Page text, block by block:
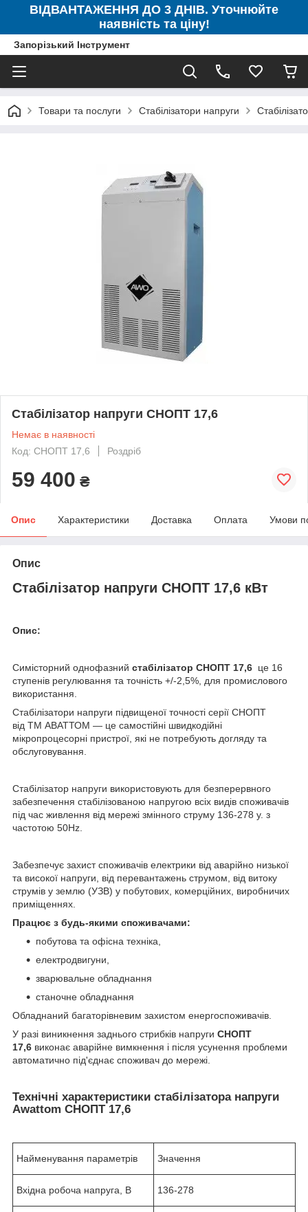
ВІДВАНТАЖЕННЯ ДО 3 ДНІВ. Уточнюйте
наявність та ціну!
Запорізький Інструмент
Товари та послуги Стабілізатори напруги
Стабілізатор напруги СНОПТ 17,6
Немає в наявності
Код: СНОПТ 17,6
Роздріб
59 400 ₴
Опис Характеристики Доставка Оплата Умови
Опис
Стабілізатор напруги СНОПТ 17,6 кВт
Опис:
Симісторний однофазний стабілізатор СНОПТ 17,6 це 16
ступенів регулювання та точність +/-2,5%, для промислового
використання.
Стабілізатори напруги підвищеної точності серії СНОПТ
від ТМ АВАТТОМ — це самостійні швидкодійні
мікропроцесорні пристрої, які не потребують догляду та
обслуговування.
Стабілізатор напруги використовують для безперервного
забезпечення стабілізованою напругою всіх видів споживачів
під час живлення від мережі змінного струму 136-278 у. з
частотою 50Hz.
Забезпечує захист споживачів електрики від аварійно низької
та високої напруги, від перевантажень струмом, від витоку
струмів у землю (УЗВ) у побутових, комерційних, виробничих
приміщеннях.
Працює з будь-якими споживачами:
побутова та офісна техніка,
електродвигуни,
зварювальне обладнання
станочне обладнання
Обладнаний багаторівневим захистом енергоспоживачів.
У разі виникнення заднього стрибків напруги СНОПТ
17,6 виконає аварійне вимкнення і після усунення проблеми
автоматично під'єднає споживач до мережі.
Технічні характеристики стабілізатора напруги
Awattom СНОПТ 17,6
Найменування параметрів Значення
Вхідна робоча напруга, В 136-278